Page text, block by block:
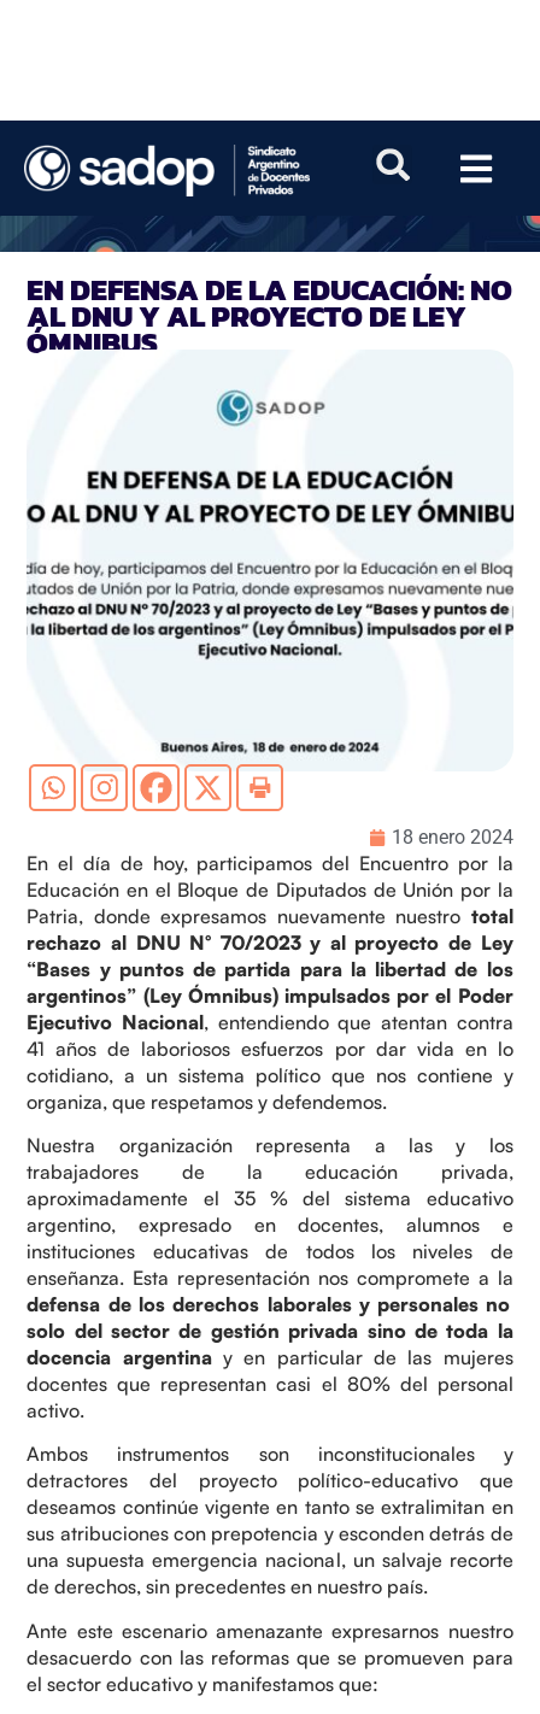
EN DEFENSA DE LA EDUCACIÓN: NO
AL DNU Y AL PROYECTO DE LEY
ÓMNIBUS
18 enero 2024
En el día de hoy, participamos del Encuentro por la
Educación en el Bloque de Diputados de Unión por la
Patria, donde expresamos nuevamente nuestro total
rechazo al DNU N° 70/2023 y al proyecto de Ley
“Bases y puntos de partida para la libertad de los
argentinos” (Ley Ómnibus) impulsados por el Poder
Ejecutivo Nacional, entendiendo que atentan contra
41 años de laboriosos esfuerzos por dar vida en lo
cotidiano, a un sistema político que nos contiene y
organiza, que respetamos y defendemos.
Nuestra organización representa a las y los
trabajadores de la educación privada,
aproximadamente el 35 % del sistema educativo
argentino, expresado en docentes, alumnos e
instituciones educativas de todos los niveles de
enseñanza. Esta representación nos compromete a la
defensa de los derechos laborales y personales no
solo del sector de gestión privada sino de toda la
docencia argentinay en particular de las mujeres
docentes que representan casi el 80% del personal
activo.
Ambos instrumentos son inconstitucionales y
detractores del proyecto político-educativo que
deseamos continúe vigente en tanto se extralimitan en
sus atribuciones con prepotencia y esconden detrás de
una supuesta emergencia nacional, un salvaje recorte
de derechos, sin precedentes en nuestro país.
Ante este escenario amenazante expresarnos nuestro
desacuerdo con las reformas que se promueven para
el sector educativo y manifestamos que: